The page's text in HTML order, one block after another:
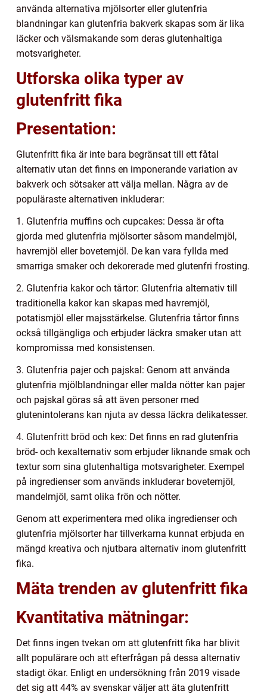
använda alternativa mjölsorter eller glutenfria
blandningar kan glutenfria bakverk skapas som är lika
läcker och välsmakande som deras glutenhaltiga
motsvarigheter.
Utforska olika typer av
glutenfritt fika
Presentation:
Glutenfritt fika är inte bara begränsat till ett fåtal
alternativ utan det finns en imponerande variation av
bakverk och sötsaker att välja mellan. Några av de
populäraste alternativen inkluderar:
1. Glutenfria muffins och cupcakes: Dessa är ofta
gjorda med glutenfria mjölsorter såsom mandelmjöl,
havremjöl eller bovetemjöl. De kan vara fyllda med
smarriga smaker och dekorerade med glutenfri frosting.
2. Glutenfria kakor och tårtor: Glutenfria alternativ till
traditionella kakor kan skapas med havremjöl,
potatismjöl eller majsstärkelse. Glutenfria tårtor finns
också tillgängliga och erbjuder läckra smaker utan att
kompromissa med konsistensen.
3. Glutenfria pajer och pajskal: Genom att använda
glutenfria mjölblandningar eller malda nötter kan pajer
och pajskal göras så att även personer med
glutenintolerans kan njuta av dessa läckra delikatesser.
4. Glutenfritt bröd och kex: Det finns en rad glutenfria
bröd- och kexalternativ som erbjuder liknande smak och
textur som sina glutenhaltiga motsvarigheter. Exempel
på ingredienser som används inkluderar bovetemjöl,
mandelmjöl, samt olika frön och nötter.
Genom att experimentera med olika ingredienser och
glutenfria mjölsorter har tillverkarna kunnat erbjuda en
mängd kreativa och njutbara alternativ inom glutenfritt
fika.
Mäta trenden av glutenfritt fika
Kvantitativa mätningar:
Det finns ingen tvekan om att glutenfritt fika har blivit
allt populärare och att efterfrågan på dessa alternativ
stadigt ökar. Enligt en undersökning från 2019 visade
det sig att 44% av svenskar väljer att äta glutenfritt